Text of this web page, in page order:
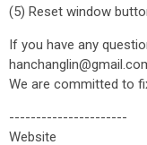
(5) Reset window
If you have any
We are committed to
----------------------
Website